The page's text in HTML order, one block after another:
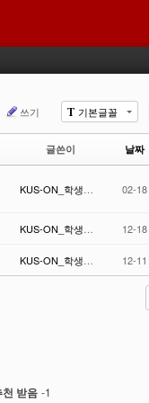
T 기본글꼴
쓰기
글쓴이 날짜
02-18
12-18
12-11
천 받음 -1